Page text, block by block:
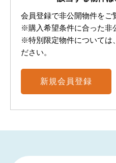
会員登録で非公開物件をご
※購入希望条件に合った非
※特別限定物件については
ださい。
新規会員登録